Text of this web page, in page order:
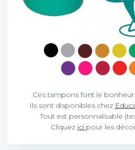
Ces tampons font le bonheur
Ils sont disponibles chez
Tout est personnalisable
Cliquez ici pour les